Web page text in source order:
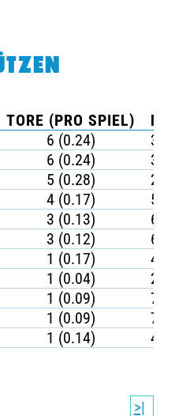
TORE (PRO SPIEL)
6 (0.24)
6 (0.24)
5 (0.28)
4 (0.17)
3 (0.13)
3 (0.12)
1 (0.17)
1 (0.04)
1 (0.09)
1 (0.09)
1 (0.14)
>|